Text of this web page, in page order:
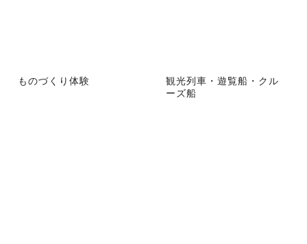
ものづくり体験
観光列車・遊覧船・クル
ーズ船